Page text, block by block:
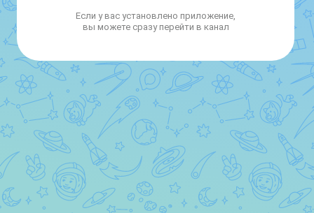
Если у вас установлено приложение,
вы можете сразу перейти в канал